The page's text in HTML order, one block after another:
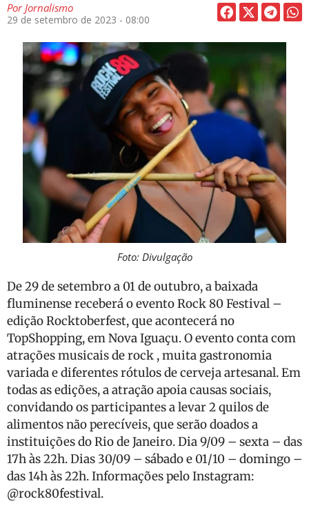
PorJornalismo
29 de setembro de 2023 - 08:00
Foto: Divulgação
De 29 de setembro a 01 de outubro, a baixada
fluminense receberá o evento Rock 80 Festival –
edição Rocktoberfest, que acontecerá no
TopShopping, em Nova Iguaçu. O evento conta com
atrações musicais de rock , muita gastronomia
variada e diferentes rótulos de cerveja artesanal. Em
todas as edições, a atração apoia causas sociais,
convidando os participantes a levar 2 quilos de
alimentos não perecíveis, que serão doados a
instituições do Rio de Janeiro. Dia 9/09 – sexta – das
17h às 22h. Dias 30/09 – sábado e 01/10 – domingo –
das 14h às 22h. Informações pelo Instagram:
@rock80festival.